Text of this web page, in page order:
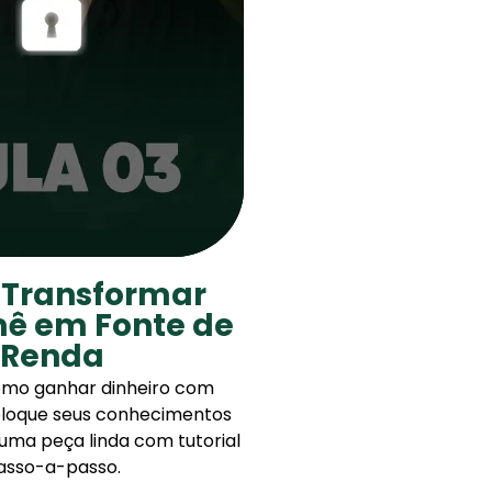
em Fonte de
Renda
ganhar dinheiro com
seus conhecimentos
peça linda com tutorial
a-passo.